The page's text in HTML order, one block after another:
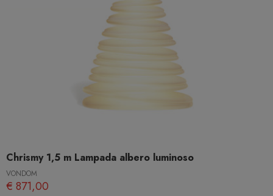
Chrismy 1,5 m Lampada albero luminoso
VONDOM
€ 871,00